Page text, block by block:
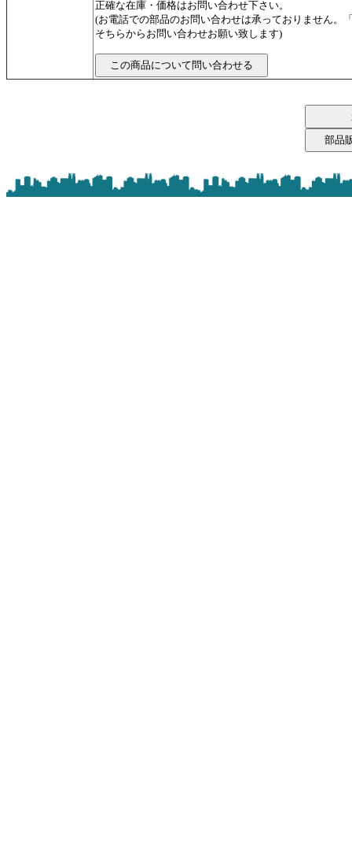
正確な在庫・価格はお問い合わせ下さい。
(お電話での部品のお問い合わせは承っておりません。
そちらからお問い合わせお願い致します)